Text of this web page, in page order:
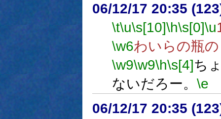
06/12/17 20:35
\t\u\s[10]\h\s[0]\u
\w6わいらの瓶
\w9\w9\h\s[4]ち
ないだろー。 \e
06/12/17 20:35